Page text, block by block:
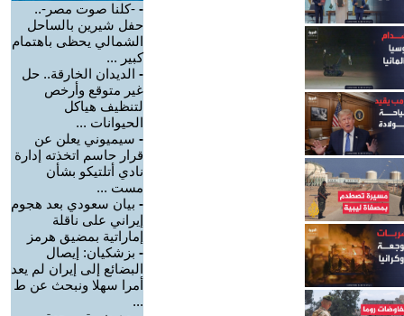
- -كلنا صوت مصر-..
حفل شيرين بالساحل
الشمالي يحظى باهتمام
كبير ...
- الديدان الخارقة.. حل
غير متوقع وأرخص
لتنظيف هياكل
الحيوانات ...
- سيميوني يعلن عن
قرار حاسم اتخذته إدارة
نادي أتلتيكو بشأن
مست ...
- بيان سعودي بعد هجوم
إيراني على ناقلة
إماراتية بمضيق هرمز
- بزشكيان: إيصال
البضائع إلى إيران لم يعد
أمرا سهلا ونبحث عن ط
...